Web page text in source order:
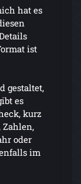
hat es
ist
gestaltet,
es
kurz
Zahlen,
oder
im